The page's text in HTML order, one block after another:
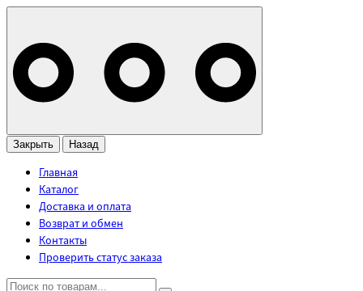
Закрыть Назад
Главная
Каталог
Доставка и оплата
Возврат и обмен
Контакты
Проверить статус заказа